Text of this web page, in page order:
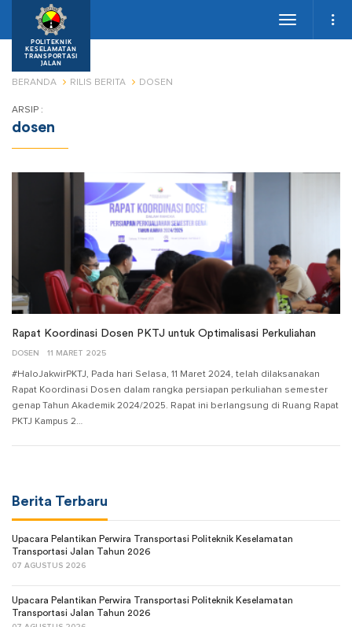
POLITEKNIK
KESELAMATAN
TRANSPORTASI
JALAN
Toggle
BERANDA RILIS BERITA DOSEN
ARSIP :
dosen
Rapat Koordinasi Dosen PKTJ untuk Optimalisasi Perkuliahan
DOSEN 11 MARET 2025
#HaloJakwirPKTJ, Pada hari Selasa, 11 Maret 2024, telah dilaksanakan
Rapat Koordinasi Dosen dalam rangka persiapan perkuliahan semester
genap Tahun Akademik 2024/2025. Rapat ini berlangsung di Ruang Rapat
PKTJ Kampus 2…
Berita Terbaru
Upacara Pelantikan Perwira Transportasi Politeknik Keselamatan
Transportasi Jalan Tahun 2026
07 AGUSTUS 2026
Upacara Pelantikan Perwira Transportasi Politeknik Keselamatan
Transportasi Jalan Tahun 2026